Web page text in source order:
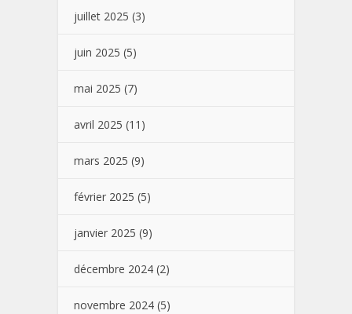
juillet 2025 (3)
juin 2025 (5)
mai 2025 (7)
avril 2025 (11)
mars 2025 (9)
février 2025 (5)
janvier 2025 (9)
décembre 2024 (2)
novembre 2024 (5)